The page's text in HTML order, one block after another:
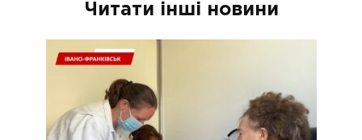
Читати інші новини